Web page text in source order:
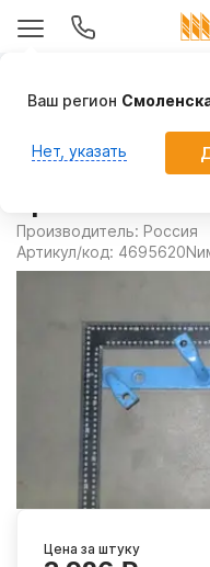
Держатель
правый
Производитель: Россия
Артикул/код:
Цена за штуку
Ваш регион
Нет, указать